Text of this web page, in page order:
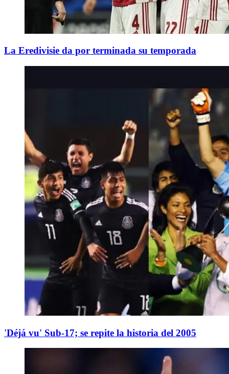
La Eredivisie da por terminada su temporada
'Déjá vu' Sub-17; se repite la historia del 2005